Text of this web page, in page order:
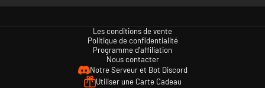
Les conditions de vente
Politique de confidentialité
Programme d'affiliation
Nous contacter
Notre Serveur et Bot Discord
Utiliser une Carte Cadeau